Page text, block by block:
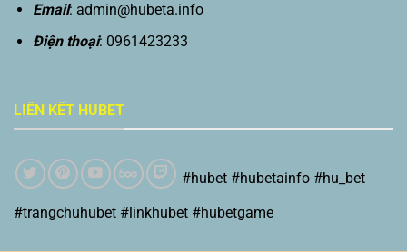
Email: admin@hubeta.info
Điện thoại: 0961423233
LIÊN KẾT HUBET
#hubet #hubetainfo #hu_bet
#trangchuhubet #linkhubet #hubetgame